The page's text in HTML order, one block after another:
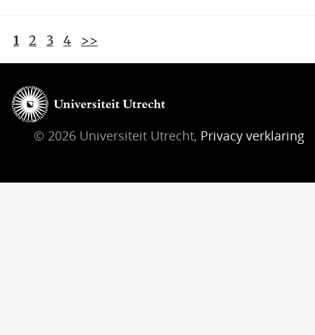
1 2 3 4 >>
© 2026 Universiteit Utrecht, Privacy verklaring